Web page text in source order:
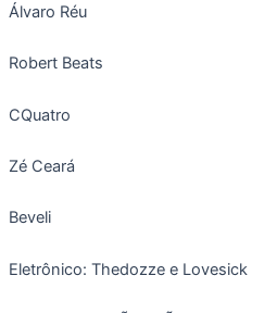
Álvaro Réu
Robert Beats
CQuatro
Zé Ceará
Beveli
Eletrônico: Thedozze e Lovesick